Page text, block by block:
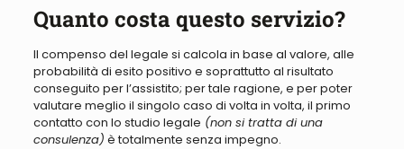
Quanto costa questo servizio?
Il compenso del legale si calcola in base al valore, alle
probabilità di esito positivo e soprattutto al risultato
conseguito per l’assistito; per tale ragione, e per poter
valutare meglio il singolo caso di volta in volta, il primo
contatto con lo studio legale (non si tratta di una
consulenza) è totalmente senza impegno.